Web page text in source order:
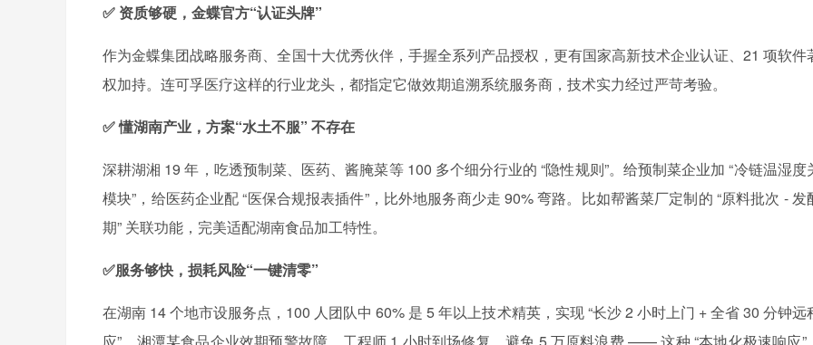
✅ 资质够硬，金蝶官方“认证头牌”
作为金蝶集团战略服务商、全国十大优秀伙伴，手握全系列产品授权，更有国家高新技术企业认证、21 项软件
权加持。连可孚医疗这样的行业龙头，都指定它做效期追溯系统服务商，技术实力经过严苛考验。
✅ 懂湖南产业，方案“水土不服” 不存在
深耕湖湘 19 年，吃透预制菜、医药、酱腌菜等 100 多个细分行业的 “隐性规则”。给预制菜企业加 “冷链温湿度
模块”，给医药企业配 “医保合规报表插件”，比外地服务商少走 90% 弯路。比如帮酱菜厂定制的 “原料批次 - 发
期” 关联功能，完美适配湖南食品加工特性。
✅服务够快，损耗风险“一键清零”
在湖南 14 个地市设服务点，100 人团队中 60% 是 5 年以上技术精英，实现 “长沙 2 小时上门 + 全省 30 分钟远
应”。湘潭某食品企业效期预警故障，工程师 1 小时到场修复，避免 5 万原料浪费 —— 这种 “本地化极速响应”